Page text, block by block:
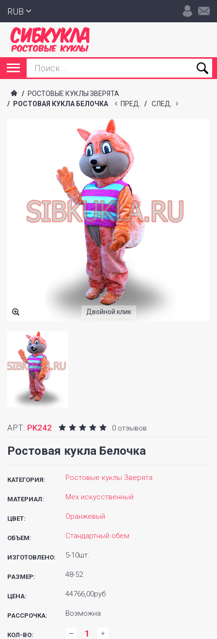
RUB
/ РОСТОВЫЕ КУКЛЫ ЗВЕРЯТА
/
РОСТОВАЯ КУКЛА БЕЛОЧКА ПРЕД. / СЛЕД.
Двойной клик
АРТ: PK242 0 отзывов
Ростовая кукла Белочка
КАТЕГОРИЯ: Ростовые куклы Зверята
МАТЕРИАЛ: Мех искусственный
ЦВЕТ: Оранжевый
ОБЪЕМ: Стандартный обем
ИЗГОТОВЛЕНО: 5-10шт.
РАЗМЕР: 48-52
ЦЕНА: 44766,00руб
РАССРОЧКА: Возможна
КОЛ-ВО: